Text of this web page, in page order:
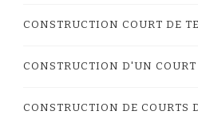
CONSTRUCTION COURT DE
CONSTRUCTION D'UN
CONSTRUCTION DE COURTS